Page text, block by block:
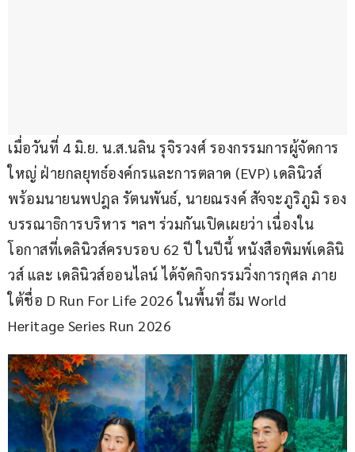
เมื่อวันที่ 4 มิ.ย. น.ส.นลิน รุจิรวงศ์ รองกรรมการผู้จัดการ
ใหญ่ ฝ่ายกลยุทธ์องค์กรและการตลาด (EVP) เดลินิวส์
พร้อมนายนพปฎล รัตนพันธ์, นายณรงค์ สัจจะภูริภูมิ รอง
บรรณาธิการบริหาร ฯลฯ ร่วมกันเปิดเผยว่า เนื่องใน
โอกาสที่เดลินิวส์ครบรอบ 62 ปี ในปีนี้ หนังสือพิมพ์เดลินิ
วส์ และ เดลินิวส์ออนไลน์ ได้จัดกิจกรรมวิ่งการกุศล ภาย
ใต้ชื่อ D Run For Life 2026 ในพื้นที่ ธีม World
Heritage Series Run 2026